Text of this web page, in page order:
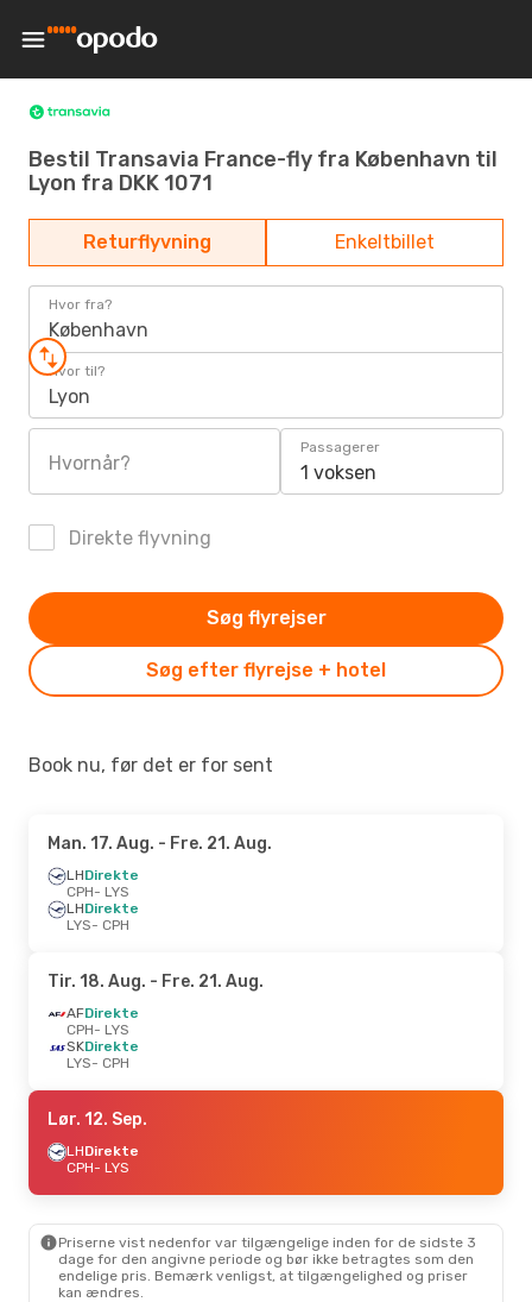
Bestil Transavia France-fly fra København til
Lyon fra DKK 1071
Returflyvning Enkeltbillet
Hvor fra?
København
Hvor til?
Lyon
Hvornår?
Passagerer
1 voksen
Direkte flyvning
Søg efter flyrejse + hotel
Søg flyrejser
Book nu, før det er for sent
Man. 17. Aug. - Fre. 21. Aug.
LHDirekte
CPH- LYS
LHDirekte
LYS- CPH
Tir. 18. Aug. - Fre. 21. Aug.
AFDirekte
CPH- LYS
SKDirekte
LYS- CPH
Lør. 12. Sep.
LHDirekte
CPH- LYS
Priserne vist nedenfor var tilgængelige inden for de sidste 3
dage for den angivne periode og bør ikke betragtes som den
endelige pris. Bemærk venligst, at tilgængelighed og priser
kan ændres.